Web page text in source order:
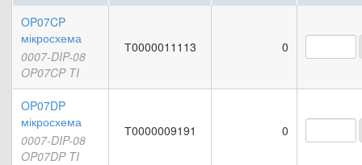
OP07CP
мікросхема
0007-DIP-08
OP07CP TI
Т0000011113 0
OP07DP
мікросхема
0007-DIP-08
OP07DP TI
Т0000009191 0